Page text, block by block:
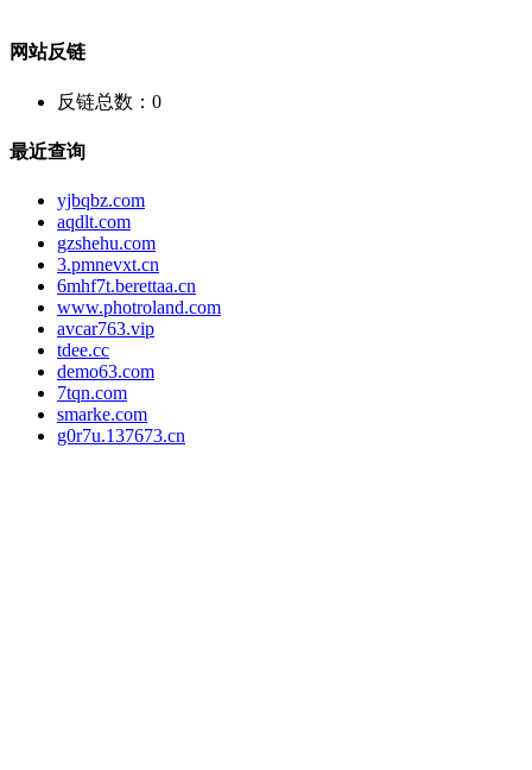
网站反链
反链总数： 0
最近查询
yjbqbz.com
aqdlt.com
gzshehu.com
3.pmnevxt.cn
6mhf7t.berettaa.cn
www.photroland.com
avcar763.vip
tdee.cc
demo63.com
7tqn.com
smarke.com
g0r7u.137673.cn